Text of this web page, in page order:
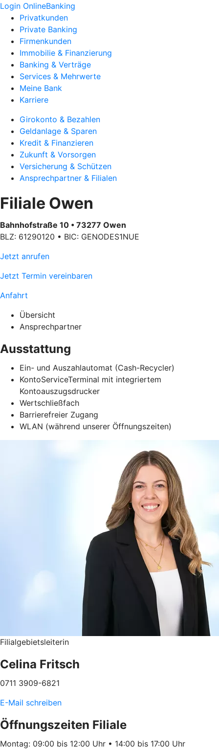
Login OnlineBanking
Privatkunden
Private Banking
Firmenkunden
Immobilie & Finanzierung
Banking & Verträge
Services & Mehrwerte
Meine Bank
Karriere
Girokonto & Bezahlen
Geldanlage & Sparen
Kredit & Finanzieren
Zukunft & Vorsorgen
Versicherung & Schützen
Ansprechpartner & Filialen
Filiale Owen
Bahnhofstraße 10 • 73277 Owen
BLZ: 61290120 • BIC: GENODES1NUE
Jetzt anrufen
Jetzt Termin vereinbaren
Anfahrt
Übersicht
Ansprechpartner
Ausstattung
Ein- und Auszahlautomat (Cash-Recycler)
KontoServiceTerminal mit integriertem
Kontoauszugsdrucker
Wertschließfach
Barrierefreier Zugang
WLAN (während unserer Öffnungszeiten)
Filialgebietsleiterin
Celina Fritsch
0711 3909-6821
E-Mail schreiben
Öffnungszeiten Filiale
Montag: 09:00 bis 12:00 Uhr • 14:00 bis 17:00 Uhr